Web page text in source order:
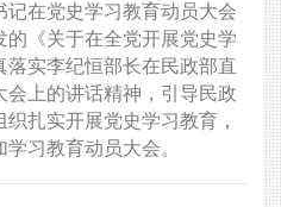
在党史学习教育动员大会
的《关于在全党开展党史学
实李纪恒部长在民政部直
会上的讲话精神，引导民政
扎实开展党史学习教育，
习教育动员大会。